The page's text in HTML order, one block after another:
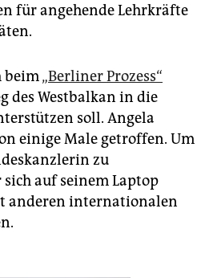
für angehende Lehrkräfte
beim„Berliner Prozess“
des Westbalkan in die
soll. Angela
einige Male getroffen. Um
zu
auf seinem Laptop
anderen internationalen